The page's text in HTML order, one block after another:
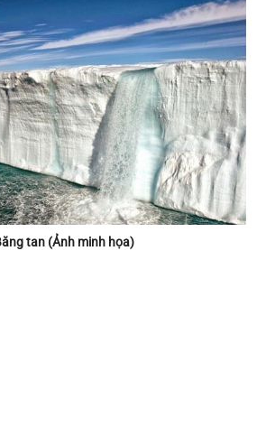
tan (Ảnh minh họa)